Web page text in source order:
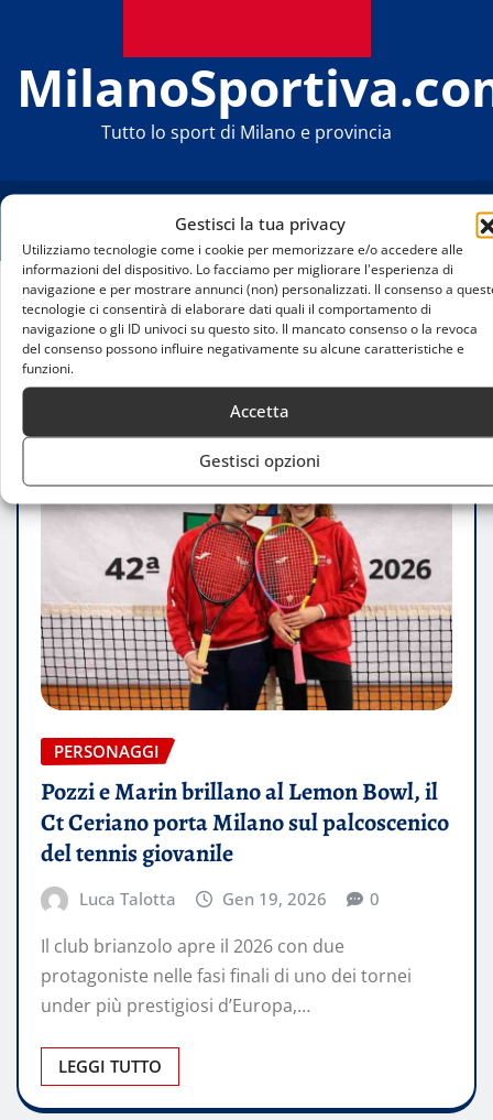
Gestisci la tua privacy
Utilizziamo tecnologie come i cookie per memorizzare e/o accedere alle
informazioni del dispositivo. Lo facciamo per migliorare l'esperienza di
navigazione e per mostrare annunci (non) personalizzati. Il consenso a
tecnologie ci consentirà di elaborare dati quali il comportamento di
navigazione o gli ID univoci su questo sito. Il mancato consenso o la revoca
del consenso possono influire negativamente su alcune caratteristiche e
funzioni.
Accetta
Gestisci opzioni
Tutto lo sport di Milano e provincia
Home
Pozzi e Marin brillano al Lemon Bowl, il Ct Ceriano
porta Milano sul palcoscenico del tennis giovanile
PERSONAGGI
Pozzi e Marin brillano al Lemon Bowl, il
Ct Ceriano porta Milano sul palcoscenico
del tennis giovanile
Luca Talotta Gen 19, 2026 0
Il club brianzolo apre il 2026 con due
protagoniste nelle fasi finali di uno dei tornei
under più prestigiosi d’Europa,…
LEGGI TUTTO